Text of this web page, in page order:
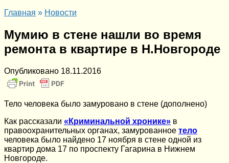
Главная » Новости
Мумию в стене нашли во время
ремонта в квартире в Н.Новгороде
Опубликовано 18.11.2016
Тело человека было замуровано в стене (дополнено)
Как рассказали «Криминальной хронике» в
правоохранительных органах, замурованное тело
человека было найдено 17 ноября в стене одной из
квартир дома 17 по проспекту Гагарина в Нижнем
Новгороде.